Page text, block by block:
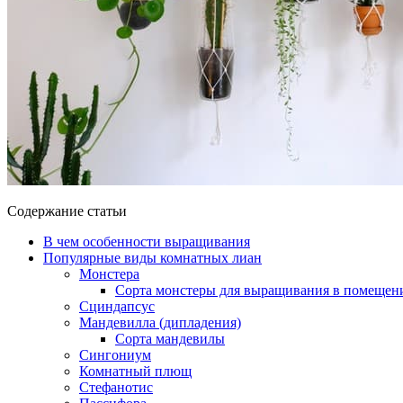
Содержание статьи
В чем особенности выращивания
Популярные виды комнатных лиан
Монстера
Сорта монстеры для выращивания в
Сциндапсус
Мандевилла (дипладения)
Сорта мандевилы
Сингониум
Комнатный плющ
Стефанотис